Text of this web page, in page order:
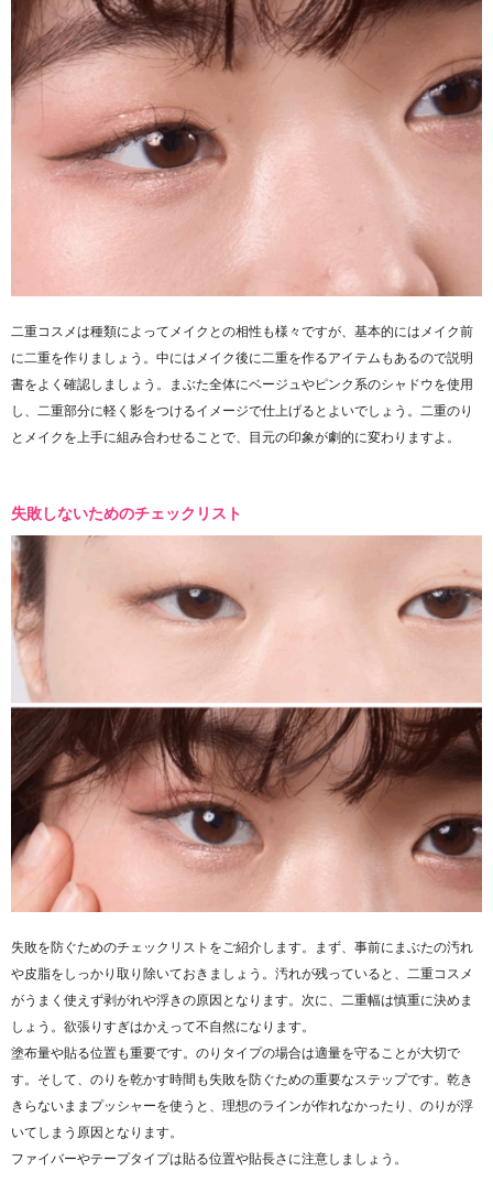
二重コスメは種類によってメイクとの相性も様々ですが、基本的にはメイク前
に二重を作りましょう。中にはメイク後に二重を作るアイテムもあるので説明
書をよく確認しましょう。まぶた全体にベージュやピンク系のシャドウを使用
し、二重部分に軽く影をつけるイメージで仕上げるとよいでしょう。二重のり
とメイクを上手に組み合わせることで、目元の印象が劇的に変わりますよ。
失敗しないためのチェックリスト
失敗を防ぐためのチェックリストをご紹介します。まず、事前にまぶたの汚れ
や皮脂をしっかり取り除いておきましょう。汚れが残っていると、二重コスメ
がうまく使えず剥がれや浮きの原因となります。次に、二重幅は慎重に決めま
しょう。欲張りすぎはかえって不自然になります。
塗布量や貼る位置も重要です。のりタイプの場合は適量を守ることが大切で
す。そして、のりを乾かす時間も失敗を防ぐための重要なステップです。乾き
きらないままプッシャーを使うと、理想のラインが作れなかったり、のりが浮
いてしまう原因となります。
ファイバーやテープタイプは貼る位置や貼長さに注意しましょう。